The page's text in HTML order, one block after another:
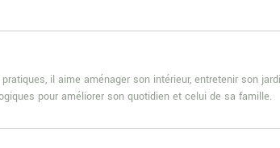
il aime aménager son intérieur, entretenir son
pour améliorer son quotidien et celui de sa famille.